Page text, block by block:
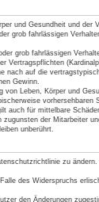
und Gesundheit und der
grob fahrlässigen
grob fahrlässigen
Vertragspflichten
nach auf die
Gewinn.
Leben, Körper und
vorhersehbaren
für mittelbare
der Mitarbeiter
unberührt.
zu
des Widerspruchs
den Änderungen